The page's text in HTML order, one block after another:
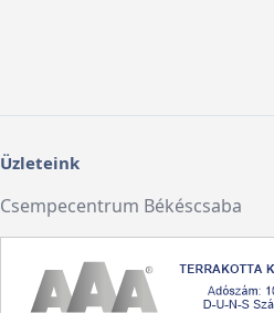
Üzleteink
Csempecentrum Békéscsaba